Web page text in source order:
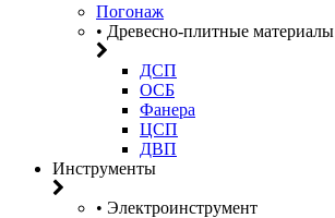
Погонаж
• Древесно-плитные материалы
ДСП
ОСБ
Фанера
ЦСП
ДВП
Инструменты
• Электроинструмент